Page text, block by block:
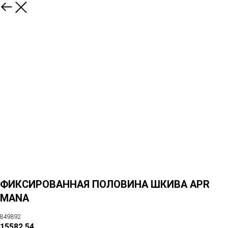
ФИКСИРОВАННАЯ ПОЛОВИНА ШКИВА APR
MANA
849892